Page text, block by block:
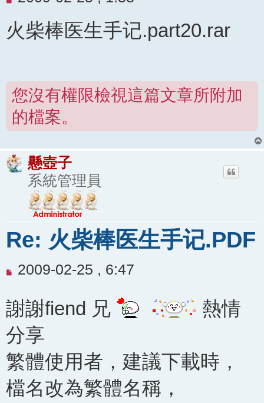
讀
火柴棒医生手记.part20.rar
您沒有權限檢視這篇文章所附加
的檔案。
懸壺子
系統管理員
Re: 火柴棒医生手记.PDF
未
讀
文
章
2009-02-25 , 6:47
謝謝fiend 兄
熱情
分享
繁體使用者，建議下載時，
檔名改為繁體名稱，